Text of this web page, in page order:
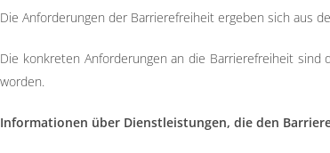
Die Anforderungen der Barrierefreiheit ergeben sich aus
Die konkreten Anforderungen an die Barrierefreiheit sind
worden.
Informationen über Dienstleistungen, die den